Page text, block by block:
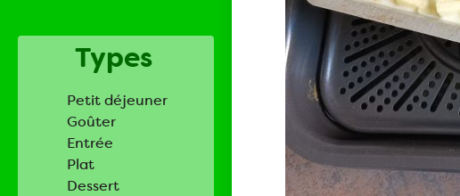
Types
Petit déjeuner
Goûter
Entrée
Plat
Dessert